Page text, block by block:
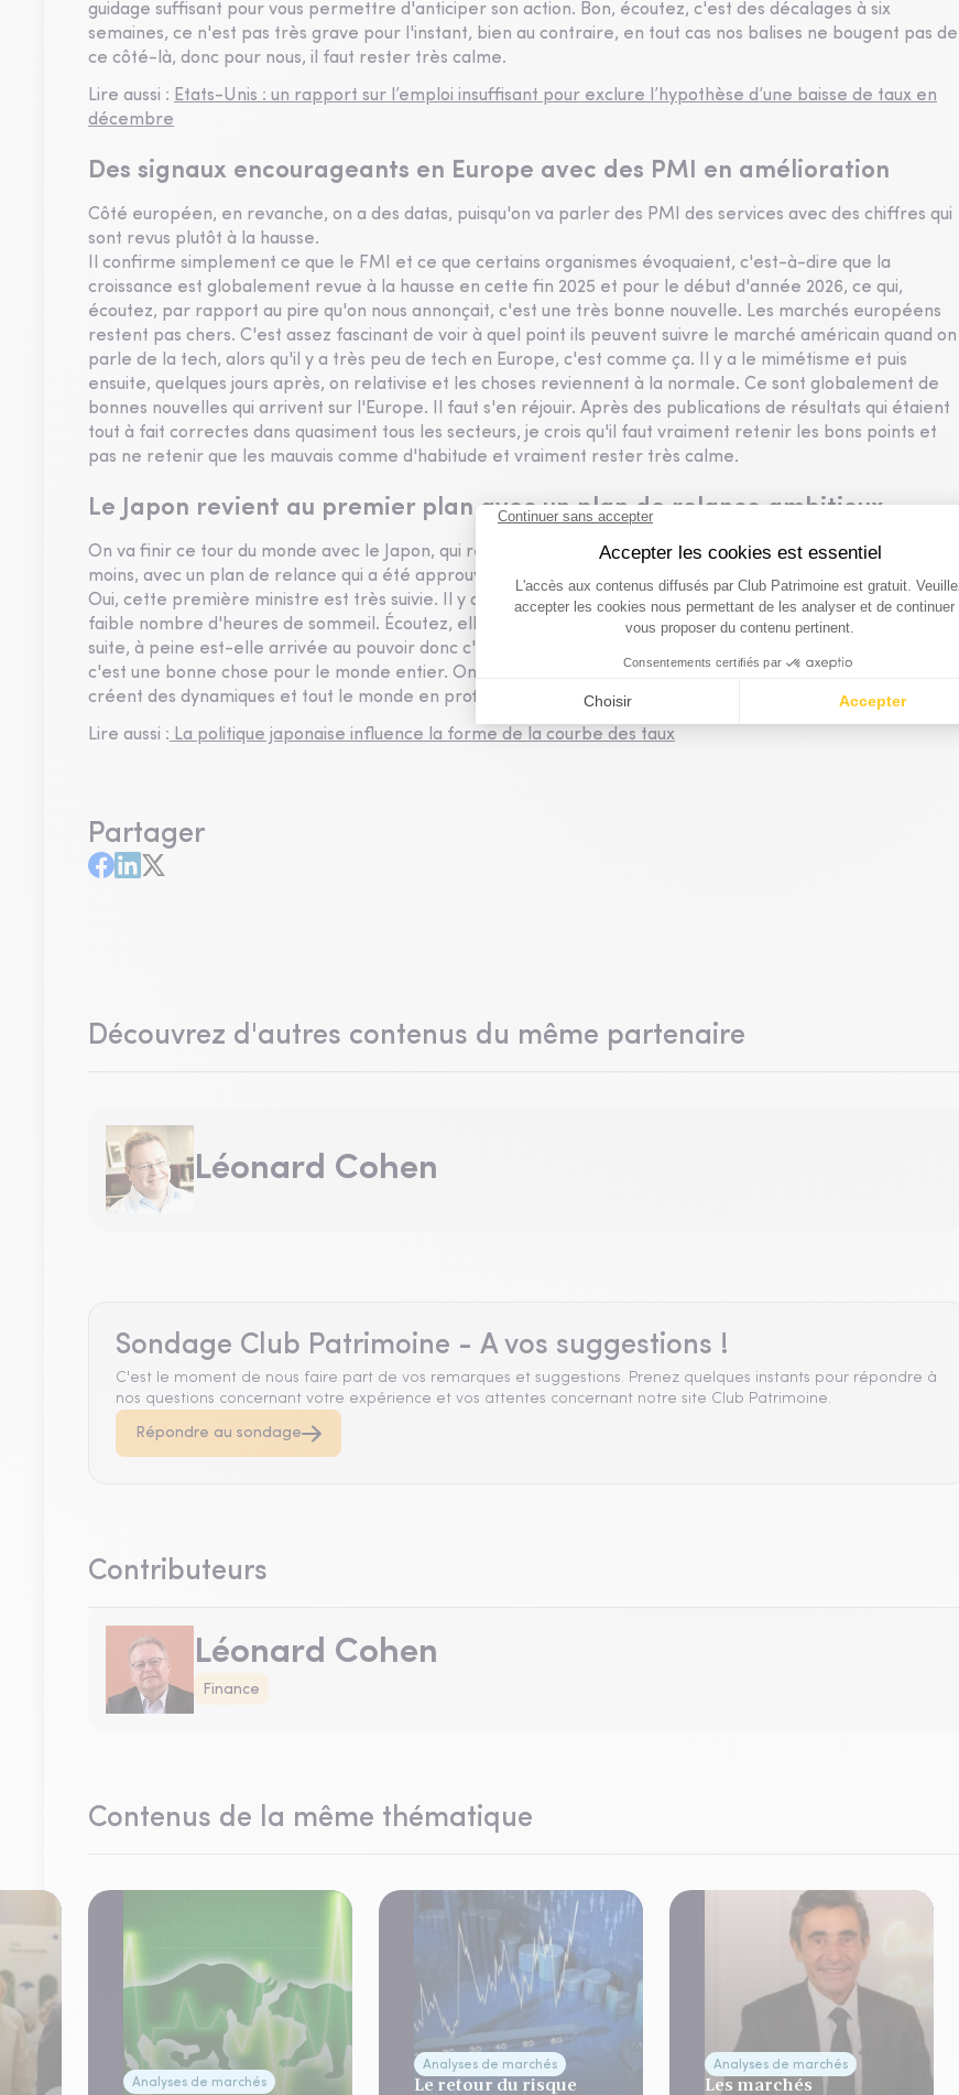
guidage suffisant pour vous permettre d'anticiper son action. Bon, écoutez, c'est des décalages à six
semaines, ce n'est pas très grave pour l'instant, bien au contraire, en tout cas nos balises ne bougent pas de
ce côté-là, donc pour nous, il faut rester très calme.
Lire aussi : Etats-Unis : un rapport sur l’emploi insuffisant pour exclure l’hypothèse d’une baisse de taux en
décembre
Des signaux encourageants en Europe avec des PMI en amélioration
Côté européen, en revanche, on a des datas, puisqu'on va parler des PMI des services avec des chiffres qui
sont revus plutôt à la hausse.
Il confirme simplement ce que le FMI et ce que certains organismes évoquaient, c'est-à-dire que la
croissance est globalement revue à la hausse en cette fin 2025 et pour le début d'année 2026, ce qui,
écoutez, par rapport au pire qu'on nous annonçait, c'est une très bonne nouvelle. Les marchés européens
restent pas chers. C'est assez fascinant de voir à quel point ils peuvent suivre le marché américain quand on
parle de la tech, alors qu'il y a très peu de tech en Europe, c'est comme ça. Il y a le mimétisme et puis
ensuite, quelques jours après, on relativise et les choses reviennent à la normale. Ce sont globalement de
bonnes nouvelles qui arrivent sur l'Europe. Il faut s'en réjouir. Après des publications de résultats qui étaient
tout à fait correctes dans quasiment tous les secteurs, je crois qu'il faut vraiment retenir les bons points et
pas ne retenir que les mauvais comme d'habitude et vraiment rester très calme.
Le Japon revient au premier plan avec un plan de relance ambitieux
On va finir ce tour du monde avec le Japon, qui revient un peu dans les actualités, puisqu'on en parlait un peu
moins, avec un plan de relance qui a été approuvé par le nouveau gouvernement japonais.
Oui, cette première ministre est très suivie. Il y a une semaine, on parlait de son rythme de travail et de son
faible nombre d'heures de sommeil. Écoutez, elle agit, elle SCPI de bousculer les choses donc c'est tout de
suite, à peine est-elle arrivée au pouvoir donc c'est une bonne chose, c'est une bonne chose pour le Japon et
c'est une bonne chose pour le monde entier. On a besoin de ces plans de relance quels qu'ils soient et ils
créent des dynamiques et tout le monde en profitera donc c'est une bonne chose.
Lire aussi : La politique japonaise influence la forme de la courbe des taux
Partager
Découvrez d'autres contenus du même partenaire
Léonard Cohen
Sondage Club Patrimoine - A vos suggestions !
C'est le moment de nous faire part de vos remarques et suggestions. Prenez quelques instants pour répondre à
nos questions concernant votre expérience et vos attentes concernant notre site Club Patrimoine.
Répondre au sondage
Contributeurs
Léonard Cohen
Finance
Contenus de la même thématique
Analyses de marchés
Analyses de marchés
Le retour du risque
Analyses de marchés
Les marchés